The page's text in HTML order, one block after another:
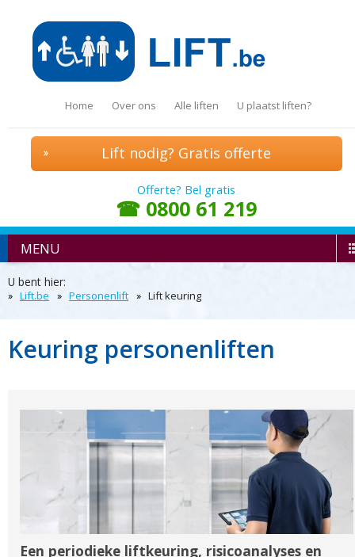
Home Over ons Alle liften U plaatst liften?
Lift nodig? Gratis offerte
Offerte? Bel gratis
☎ 0800 61 219
MENU
U bent hier:
Lift.be Personenlift Lift keuring
Keuring personenliften
Een periodieke liftkeuring, risicoanalyses en